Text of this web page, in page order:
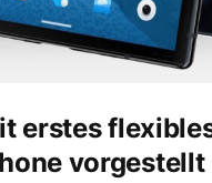
erstes
vorgestellt